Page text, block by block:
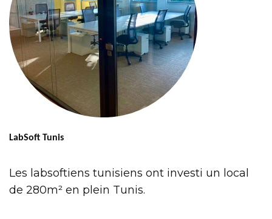
LabSoft Tunis
Les labsoftiens tunisiens ont investi un local
de 280m² en plein Tunis.